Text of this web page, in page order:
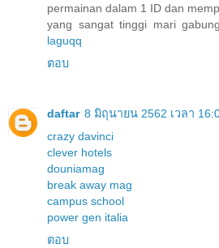
permainan dalam 1 ID dan
yang sangat tinggi mari
laguqq
ตอบ
daftar 8 มิถุนายน 2562 เวลา
crazy davinci
clever hotels
douniamag
break away mag
campus school
power gen italia
ตอบ